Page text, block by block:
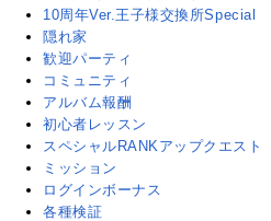
10周年Ver.王子様交換所Special
隠れ家
歓迎パーティ
コミュニティ
アルバム報酬
初心者レッスン
スペシャルRANKアップクエスト
ミッション
ログインボーナス
各種検証